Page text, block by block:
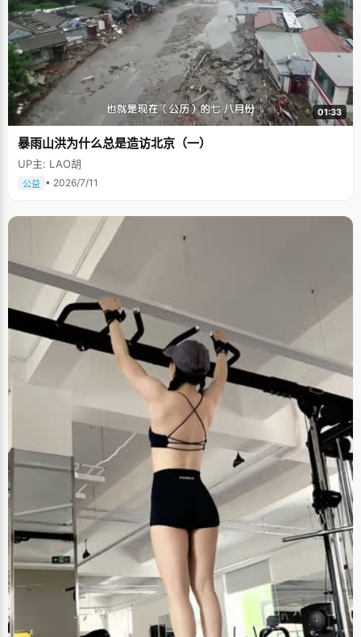
01:33
暴雨山洪为什么总是造访北京（一）
UP主: LAO胡
公益 • 2026/7/11